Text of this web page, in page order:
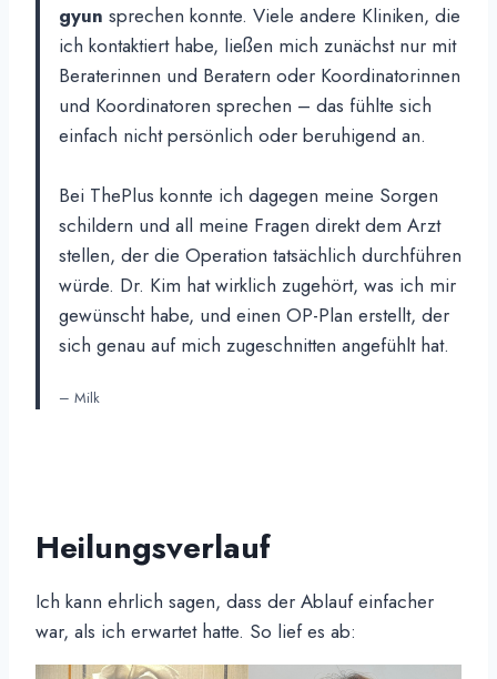
gyun sprechen konnte. Viele andere Kliniken, die
ich kontaktiert habe, ließen mich zunächst nur mit
Beraterinnen und Beratern oder Koordinatorinnen
und Koordinatoren sprechen – das fühlte sich
einfach nicht persönlich oder beruhigend an.
Bei ThePlus konnte ich dagegen meine Sorgen
schildern und all meine Fragen direkt dem Arzt
stellen, der die Operation tatsächlich durchführen
würde. Dr. Kim hat wirklich zugehört, was ich mir
gewünscht habe, und einen OP-Plan erstellt, der
sich genau auf mich zugeschnitten angefühlt hat.
– Milk
Heilungsverlauf
Ich kann ehrlich sagen, dass der Ablauf einfacher
war, als ich erwartet hatte. So lief es ab: